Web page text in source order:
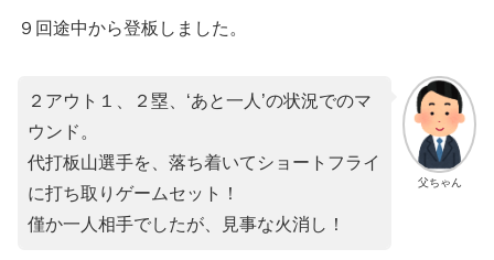
９回途中から登板しました。
父ちゃん
２アウト１、２塁、‘あと一人’の状況でのマ
ウンド。
代打板山選手を、落ち着いてショートフライ
に打ち取りゲームセット！
僅か一人相手でしたが、見事な火消し！